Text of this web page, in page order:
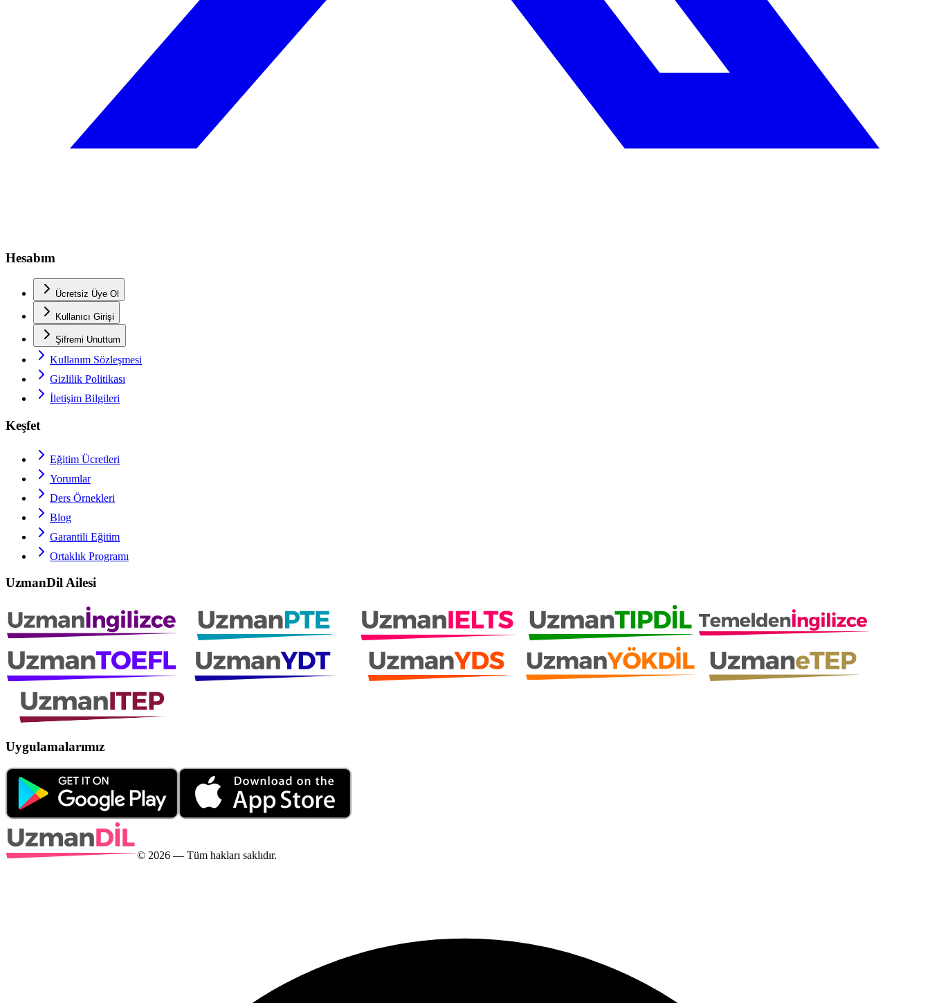
Hesabım
Ücretsiz Üye Ol
Kullanıcı Girişi
Şifremi Unuttum
Kullanım Sözleşmesi
Gizlilik Politikası
İletişim Bilgileri
Keşfet
Eğitim Ücretleri
Yorumlar
Ders Örnekleri
Blog
Garantili Eğitim
Ortaklık Programı
UzmanDil Ailesi
Uygulamalarımız
© 2026 — Tüm hakları saklıdır.